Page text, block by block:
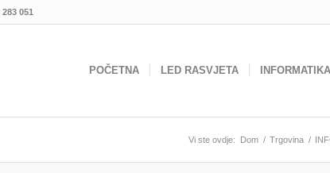
283 051
POČETNA LED RASVJETA INFORMATIKA
Vi ste ovdje: Dom / Trgovina /